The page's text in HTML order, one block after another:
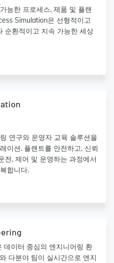
능한 프로세스, 제품 및 플랜
Simulation은 선형적이고
순환적이고 지속 가능한 세상
연구와 운영자 교육 솔루션을
이션. 플랜트를 안전하고, 신뢰
전, 제어 및 운영하는 과정에서
합니다.
데이터 중심의 엔지니어링 환
다분야 팀이 실시간으로 엔지